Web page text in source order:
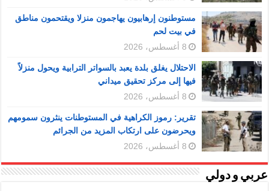
مستوطنون إرهابيون يهاجمون منزلا ويقتحمون مناطق
في بيت لحم
8 أغسطس، 2026
الاحتلال يغلق بلدة يعبد بالسواتر الترابية ويحول منزلاً
فيها إلى مركز تحقيق ميداني
8 أغسطس، 2026
تقرير: رموز الكراهية في المستوطنات ينثرون سمومهم
ويحرضون على ارتكاب المزيد من الجرائم
8 أغسطس، 2026
عربي و دولي